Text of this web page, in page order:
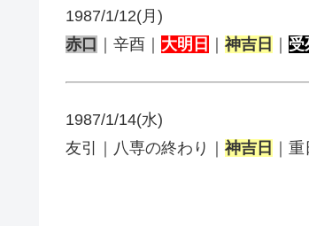
1987/1/12(月)
赤口
｜辛酉｜ 大明日 神吉日 受
1987/1/14(水)
友引｜八専の終わり｜ 神吉日 ｜